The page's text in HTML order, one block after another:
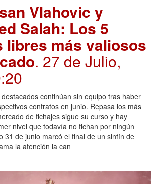
Vlahovic y
Salah: Los 5
libres más valiosos
. 27 de Julio,
continúan sin equipo tras haber
contratos en junio. Repasa los más
de fichajes sigue su curso y hay
nivel que todavía no fichan por ningún
31 de junio marcó el final de un sinfín de
la atención la can